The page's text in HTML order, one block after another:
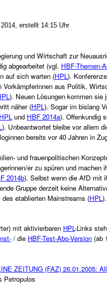
erstellt 14:15 Uhr
und Wirtschaft zur
abgearbeitet (vgl. HBF-Themen-
auf sich warten (HPL ).
Vorkämpferinnen aus Politik,
). Neuen Lösungen kommen sie
näher (HPL ). Sogar im bislang
HPL und HBF 2014a). Offenkundig
). Unbeantwortet bleibe vor allem
bereits vor 40 Jahren in
und frauenpolitischen
er zu spüren und machen
2014b). Selbst wenn die AfD mit
Gruppe derzeit keine
etablierten Mainstreams (HPL ).
mit aktivierbaren HPL-Links
/ die HBF-Test-Abo-Version (ab
ZEITUNG (FAZ) 26.01.2005:
Petropulos